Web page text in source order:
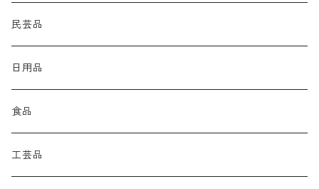
民芸品
日用品
食品
工芸品